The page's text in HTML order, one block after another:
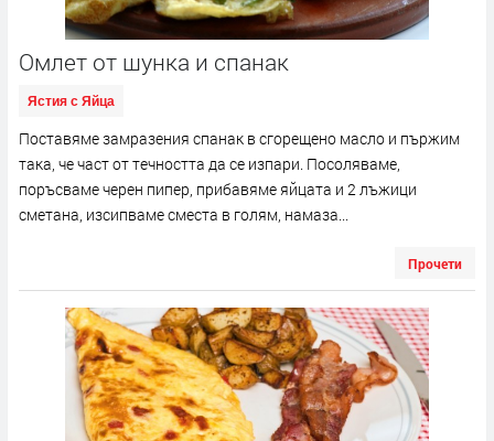
Омлет от шунка и спанак
Ястия с Яйца
Поставяме замразения спанак в сгорещено масло и пържим
така, че част от течността да се изпари. Посоляваме,
поръсваме черен пипер, прибавяме яйцата и 2 лъжици
сметана, изсипваме сместа в голям, намаза...
Прочети